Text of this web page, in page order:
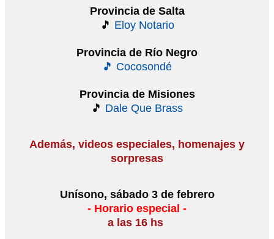
Provincia de Salta
🎵 Eloy Notario
Provincia de Río Negro
🎵 Cocosondé
Provincia de Misiones
🎵 Dale Que Brass
Además, videos especiales, homenajes y
sorpresas
Unísono, sábado 3 de febrero
- Horario especial -
a las 16 hs